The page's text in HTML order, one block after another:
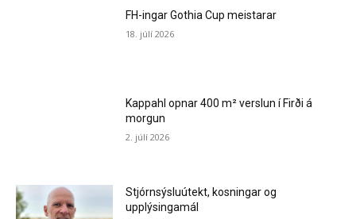
FH-ingar Gothia Cup meistarar
18. júlí 2026
Kappahl opnar 400 m² verslun í Firði á
morgun
2. júlí 2026
Stjórnsýsluútekt, kosningar og
upplýsingamál